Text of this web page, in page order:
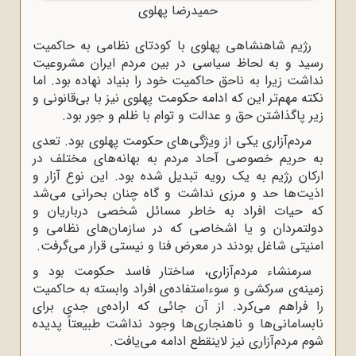
حمیدرضا پهلوی
رژیم شاهنشاهی پهلوی با کودتای نظامی به حاکمیت
رسید و به لحاظ سیاسی در بین مردم ایران مشروعیت
نداشت زیرا به ناحق حاکمیت خود را بنیاد نهاده بود. اما
نکته مهم‌تر این که ادامه حکومت پهلوی نیز با بی‌قانونی و
زیر پاگذاشتن حق و عدالت و توام با ظلم و جور بود.
مردم‌آزاری یکی از ویژگی‌های حکومت پهلوی بود. تعدی
به حریم خصوصی آحاد مردم به بهانه‌های مختلف در
ارکان رژیم به یک رویه تبدیل شده بود. این نوع آزار و
اذیت‌ها حد و مرزی نداشت و گاه چنان بحرانی می‌شد
که حیات افراد به خاطر مسائل شخصی درباریان و
دولتمردان و یا اشخاصی که در سازمان‌های نظامی و
امنیتی شاغل بودند در معرض فنا و نیستی قرار می‌گرفت.
سرمنشاء مردم‌آزاری، ساختار فاسد حکومت بود و
زمینه‌ی سرکشی و سوءاستفاده‌ی افراد وابسته به حاکمیت
را فراهم می‌کرد. از آن جائی که اراده‌ی جدی برای
نابسامانی‌ها و ناهنجاری‌ها وجود نداشت طبیعتاً پدیده
شوم مردم‌آزاری نیز لاینقطع ادامه می‌یافت.